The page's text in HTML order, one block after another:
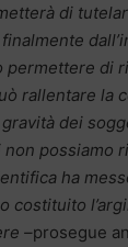
di
permettere di
rallentare la
dei
possiamo
ha
costituito
–prosegue